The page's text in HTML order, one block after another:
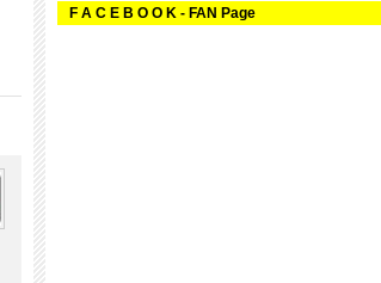
F A C E B O O K - FAN Page